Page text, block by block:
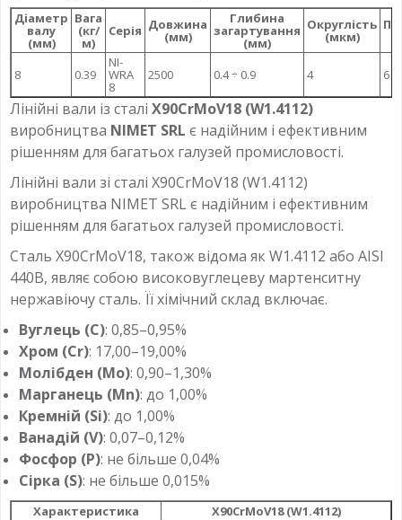
Діаметр
валу
(мм)
Вага
(кг/
м)
Серія Довжина
(мм)
Глибина
загартування
(мм)
Округлість
(мкм)
8 0.39
NI-
WRA
8
2500 0.4 ÷ 0.9 4 6
Лінійні вали із сталі X90CrMoV18 (W1.4112)
виробництва NIMET SRL є надійним і ефективним
рішенням для багатьох галузей промисловості.
Лінійні вали зі сталі X90CrMoV18 (W1.4112)
виробництва NIMET SRL є надійним і ефективним
рішенням для багатьох галузей промисловості.
Сталь X90CrMoV18, також відома як W1.4112 або AISI
440B, являє собою високовуглецеву мартенситну
нержавіючу сталь. Її хімічний склад включає.
Вуглець (C): 0,85–0,95%
Хром (Cr): 17,00–19,00%
Молібден (Mo): 0,90–1,30%
Марганець (Mn): до 1,00%
Кремній (Si): до 1,00%
Ванадій (V): 0,07–0,12%
Фосфор (P): не більше 0,04%
Сірка (S): не більше 0,015%
Характеристика X90CrMoV18 (W1.4112)